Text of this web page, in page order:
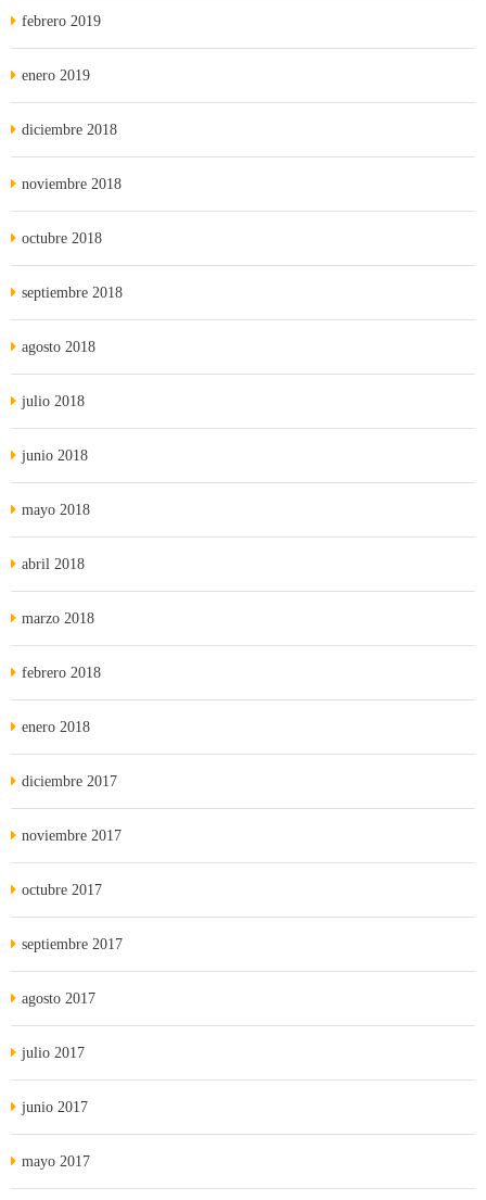
febrero 2019
enero 2019
diciembre 2018
noviembre 2018
octubre 2018
septiembre 2018
agosto 2018
julio 2018
junio 2018
mayo 2018
abril 2018
marzo 2018
febrero 2018
enero 2018
diciembre 2017
noviembre 2017
octubre 2017
septiembre 2017
agosto 2017
julio 2017
junio 2017
mayo 2017